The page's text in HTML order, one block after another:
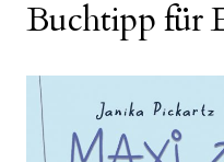
Buchtipp für